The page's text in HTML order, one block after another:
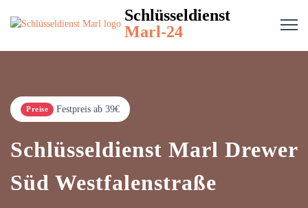
Schlüsseldienst
Marl-24
Preise Festpreis ab 39€
Schlüsseldienst Marl Drewer
Süd Westfalenstraße